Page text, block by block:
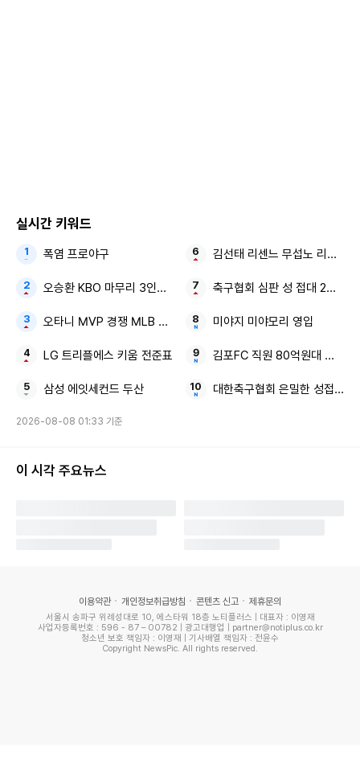
실시간 키워드
폭염 프로야구
오승환 KBO 마무리 3인방 김도영·안현민
오타니 MVP 경쟁 MLB 새 역사
LG 트리플에스 키움 전준표
삼성 에잇세컨드 두산
김선태 리센느 무섭노 리센느
축구협회 심판 성 접대 2억원대
미야지 미야모리 영입
김포FC 직원 80억원대 횡령
대한축구협회 은밀한 성접대
2026-08-08 01:33 기준
이 시각 주요뉴스
이용약관 개인정보취급방침 콘텐츠 신고 제휴문의
서울시 송파구 위례성대로 10, 에스타워 18층 노티플러스 | 대표자 : 이영재
사업자등록번호 : 596 - 87 – 00782 | 광고대행업 | partner@notiplus.co.kr
청소년 보호 책임자 : 이영재 | 기사배열 책임자 : 전윤수
Copyright NewsPic. All rights reserved.